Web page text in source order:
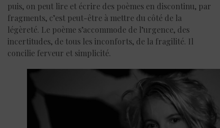
puis, on peut lire et écrire des poèmes en discontinu, par
fragments, c’est peut-être à mettre du côté de la
légèreté. Le poème s’accommode de l’urgence, des
incertitudes, de tous les inconforts, de la fragilité. Il
concilie ferveur et simplicité.